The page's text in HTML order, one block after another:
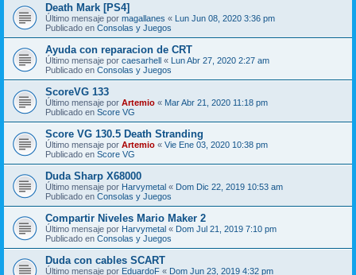
Death Mark [PS4]
Último mensaje por magallanes « Lun Jun 08, 2020 3:36 pm
Publicado en Consolas y Juegos
Ayuda con reparacion de CRT
Último mensaje por caesarhell « Lun Abr 27, 2020 2:27 am
Publicado en Consolas y Juegos
ScoreVG 133
Último mensaje por Artemio « Mar Abr 21, 2020 11:18 pm
Publicado en Score VG
Score VG 130.5 Death Stranding
Último mensaje por Artemio « Vie Ene 03, 2020 10:38 pm
Publicado en Score VG
Duda Sharp X68000
Último mensaje por Harvymetal « Dom Dic 22, 2019 10:53 am
Publicado en Consolas y Juegos
Compartir Niveles Mario Maker 2
Último mensaje por Harvymetal « Dom Jul 21, 2019 7:10 pm
Publicado en Consolas y Juegos
Duda con cables SCART
Último mensaje por EduardoF « Dom Jun 23, 2019 4:32 pm